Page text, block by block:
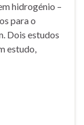
hidrogénio –
para o
Dois estudos
estudo,